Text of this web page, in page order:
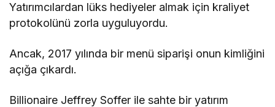
Yatırımcılardan lüks hediyeler almak için kraliyet
protokolünü zorla uyguluyordu.
Ancak, 2017 yılında bir menü siparişi onun kimliğini
açığa çıkardı.
Billionaire Jeffrey Soffer ile sahte bir yatırım